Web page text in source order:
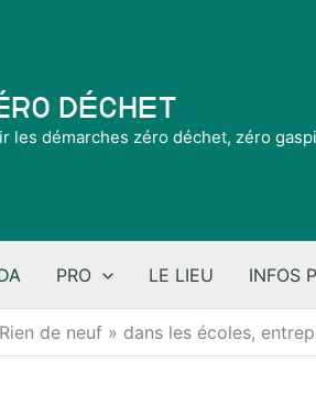
Déchet
les démarches zéro déchet, zéro
PRO LE LIEU INFOS
de neuf » dans les écoles,